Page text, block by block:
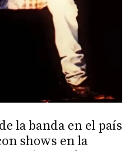
la banda en el país
shows en la